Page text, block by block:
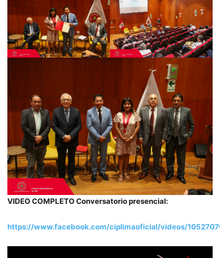
VIDEO COMPLETO Conversatorio presencial:
https://www.facebook.com/ciplimaoficial/videos/